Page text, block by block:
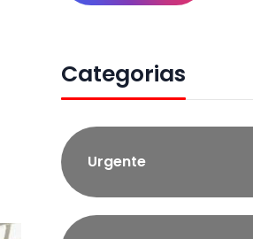
Categorias
Urgente